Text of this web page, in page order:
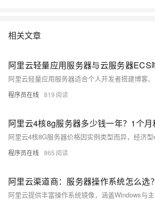
相关文章
程序员在线 819
程序员在线 865
阿里云渠道商：服务器操作系统怎么选？